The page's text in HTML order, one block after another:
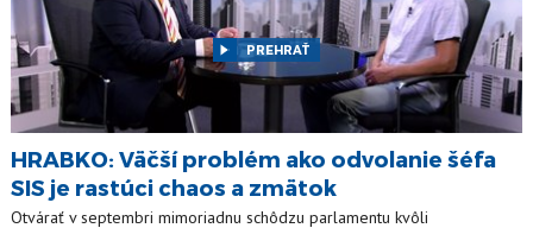
PREHRAŤ
HRABKO: Väčší problém ako odvolanie šéfa
SIS je rastúci chaos a zmätok
Otvárať v septembri mimoriadnu schôdzu parlamentu kvôli